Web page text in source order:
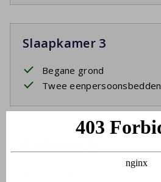
Slaapkamer 3
Begane grond
Twee eenpersoonsbedden